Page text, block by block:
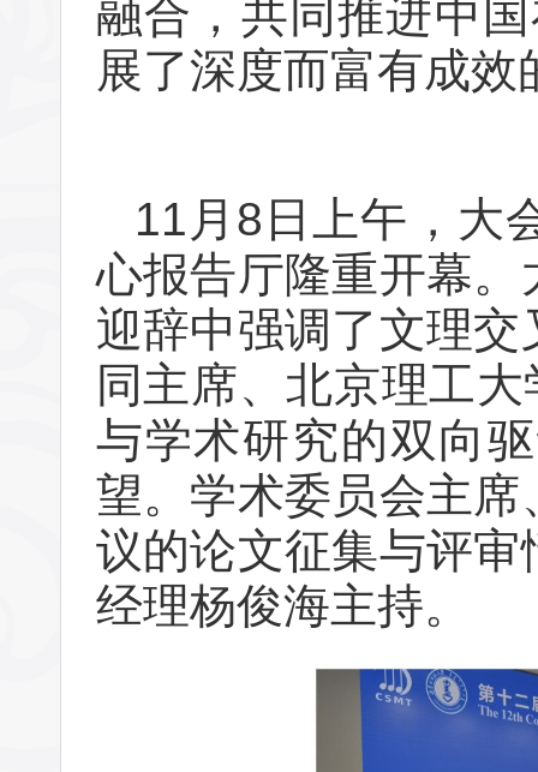
融合，共同推进中
展了深度而富有成效
11月8日上午，大
心报告厅隆重开幕
迎辞中强调了文理
同主席、北京理工大
与学术研究的双向
望。学术委员会主
议的论文征集与评
经理杨俊海主持。